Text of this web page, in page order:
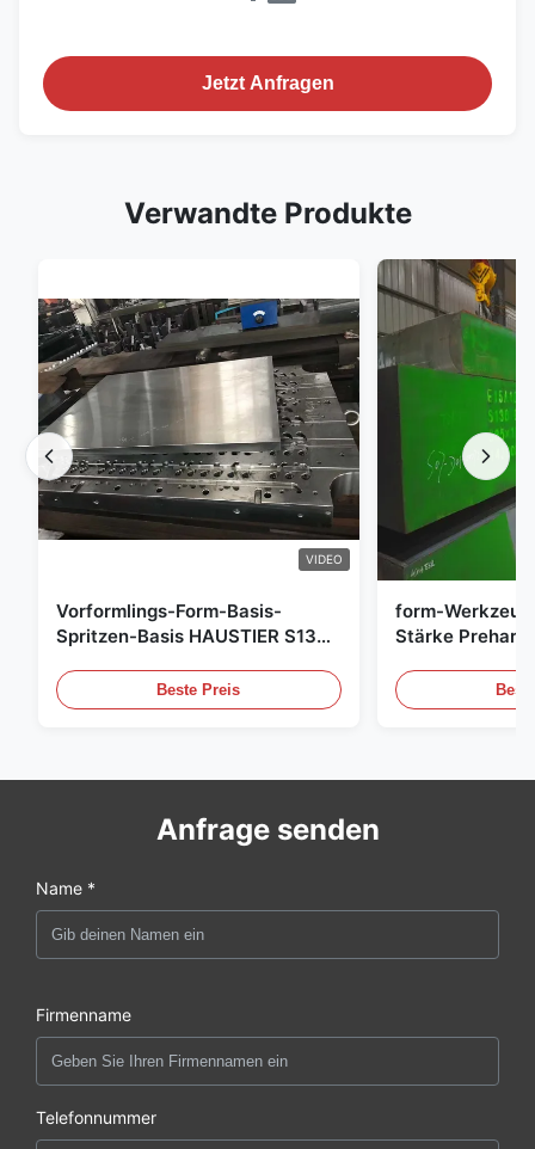
Jetzt Anfragen
Verwandte Produkte
VIDEO
Vorformlings-Form-Basis-
Spritzen-Basis HAUSTIER S136
Beste Preis
form-
Stärke
Anfrage senden
Name *
Firmenname
Telefonnummer